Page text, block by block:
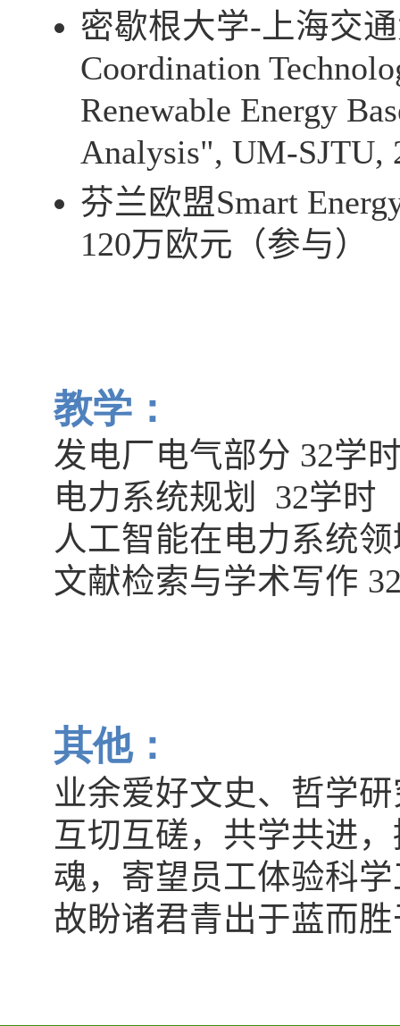
密歇根大学- 上海交
Coordination
Renewable Energy
Analysis", UM-SJTU,
芬兰欧盟Smart
120万欧元（参与）
教学：
发电厂电气部分 32学
电力系统规划 32学时
人工智能在电力系统
文献检索与学术写作
其他：
业余爱好文史、哲学
互切互磋，共学共进
魂，寄望员工体验科
故盼诸君青出于蓝而